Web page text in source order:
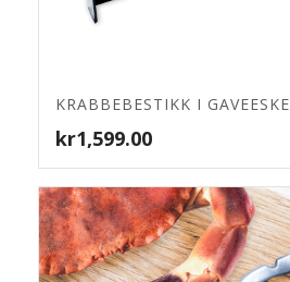
4.71
KRABBEBESTIKK I GAVEESKE
kr1,599.00